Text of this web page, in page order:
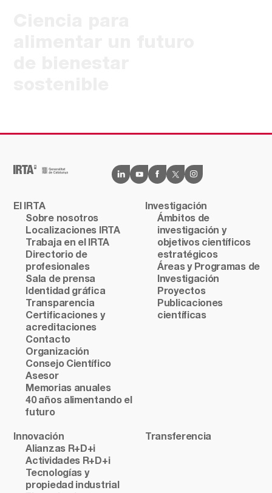
El IRTA
Sobre nosotros
Localizaciones IRTA
Trabaja en el IRTA
Directorio de
profesionales
Sala de prensa
Identidad gráfica
Transparencia
Certificaciones y
acreditaciones
Contacto
Organización
Consejo Científico
Asesor
Memorias anuales
40 años alimentando el
futuro
Investigación
Ámbitos de
investigación y
objetivos científicos
estratégicos
Áreas y Programas de
Investigación
Proyectos
Publicaciones
científicas
Innovación
Alianzas R+D+i
Actividades R+D+i
Tecnologías y
propiedad industrial
Transferencia